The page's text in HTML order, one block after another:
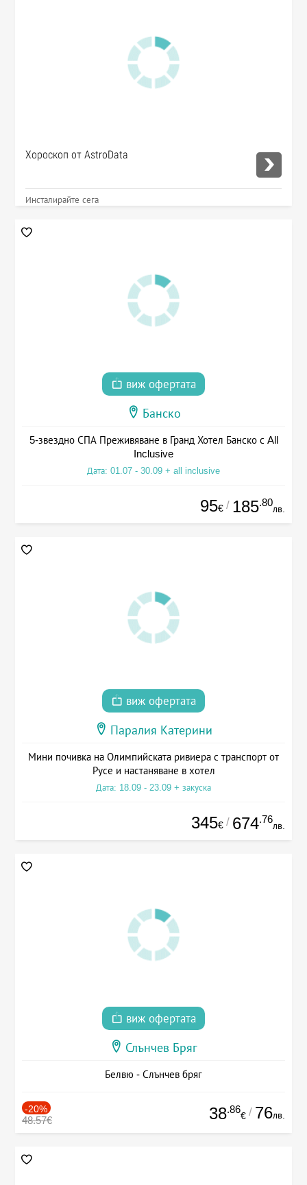
Хороскоп от AstroData
Инсталирайте сега
виж офертата
Банско
5-звездно СПА Преживяване в Гранд Хотел Банско с All
Inclusive
Дата: 01.07 - 30.09 + all inclusive
95€ / 185.80
лв.
виж офертата
Паралия Катерини
Мини почивка на Олимпийската ривиера с транспорт от
Русе и настаняване в хотел
Дата: 18.09 - 23.09 + закуска
345€ / 674.76
лв.
виж офертата
Слънчев Бряг
Белвю - Слънчев бряг
-20%
48.57€ 38.86
€ / 76лв.